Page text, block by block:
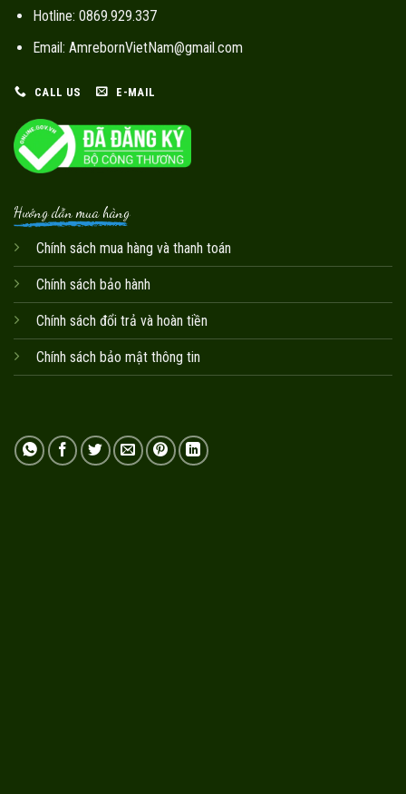
Hotline: 0869.929.337
Email: AmrebornVietNam@gmail.com
CALL US E-MAIL
Hướng dẫn mua hàng
Chính sách mua hàng và thanh toán
Chính sách bảo hành
Chính sách đổi trả và hoàn tiền
Chính sách bảo mật thông tin